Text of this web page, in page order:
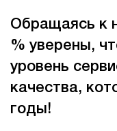
Обращаясь к
% уверены,
уровень
качества,
годы!